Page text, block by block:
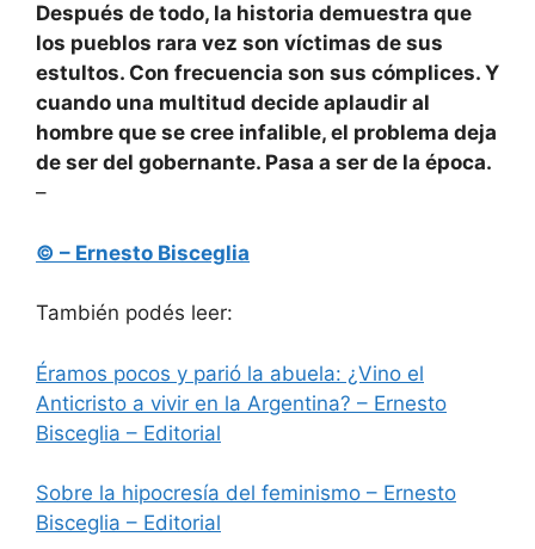
Después de todo, la historia demuestra que
los pueblos rara vez son víctimas de sus
estultos. Con frecuencia son sus cómplices. Y
cuando una multitud decide aplaudir al
hombre que se cree infalible, el problema deja
de ser del gobernante. Pasa a ser de la época.
–
© – Ernesto Bisceglia
También podés leer:
Éramos pocos y parió la abuela: ¿Vino el
Anticristo a vivir en la Argentina? – Ernesto
Bisceglia – Editorial
Sobre la hipocresía del feminismo – Ernesto
Bisceglia – Editorial